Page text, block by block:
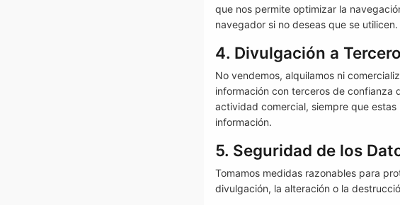
que nos permite optimizar la
navegador si no deseas que se utilicen.
4. Divulgación a
No vendemos, alquilamos ni
información con terceros de confianza
actividad comercial, siempre que
información.
5. Seguridad de los
Tomamos medidas razonables para
divulgación, la alteración o la